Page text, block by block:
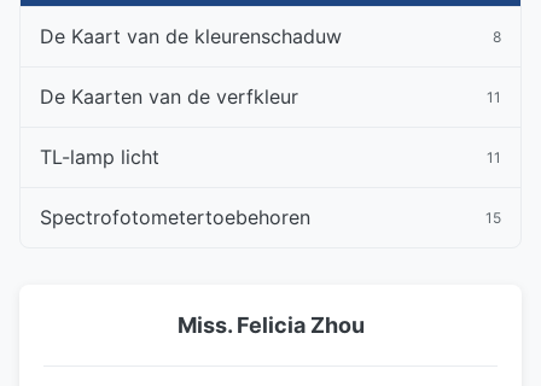
De Kaart van de kleurenschaduw 8
De Kaarten van de verfkleur 11
TL-lamp licht 11
Spectrofotometertoebehoren 15
Miss. Felicia Zhou